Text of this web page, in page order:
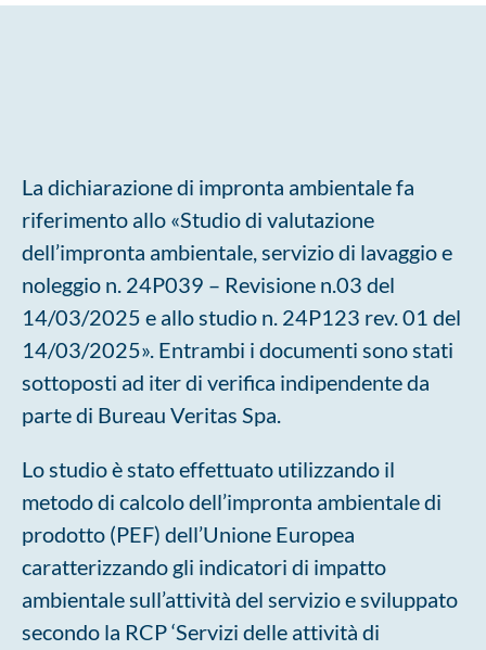
La dichiarazione di impronta ambientale fa
riferimento allo «Studio di valutazione
dell’impronta ambientale, servizio di lavaggio e
noleggio n. 24P039 – Revisione n.03 del
14/03/2025 e allo studio n. 24P123 rev. 01 del
14/03/2025». Entrambi i documenti sono stati
sottoposti ad iter di verifica indipendente da
parte di Bureau Veritas Spa.
Lo studio è stato effettuato utilizzando il
metodo di calcolo dell’impronta ambientale di
prodotto (PEF) dell’Unione Europea
caratterizzando gli indicatori di impatto
ambientale sull’attività del servizio e sviluppato
secondo la RCP ‘Servizi delle attività di